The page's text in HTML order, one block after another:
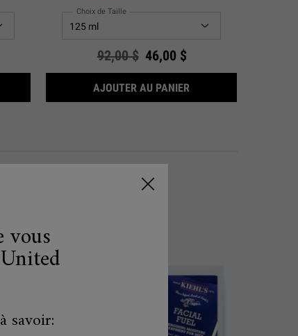
AUX ACIDES AMINÉS
Choix de Taille
Old price
92,00 $ New price
46,00 $
AJOUTER AU PANIER
vous
savoir: